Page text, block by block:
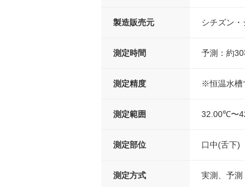
製造販売元 シチズン
測定時間 予測：約
測定精度 ※恒温水槽
測定範囲 32.00℃〜
測定部位 口中(舌下)
測定方式 実測、予測